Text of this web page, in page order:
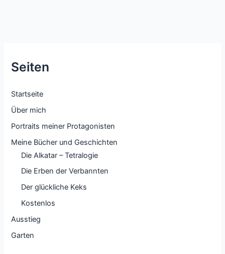
Seiten
Startseite
Über mich
Portraits meiner Protagonisten
Meine Bücher und Geschichten
Die Alkatar – Tetralogie
Die Erben der Verbannten
Der glückliche Keks
Kostenlos
Ausstieg
Garten